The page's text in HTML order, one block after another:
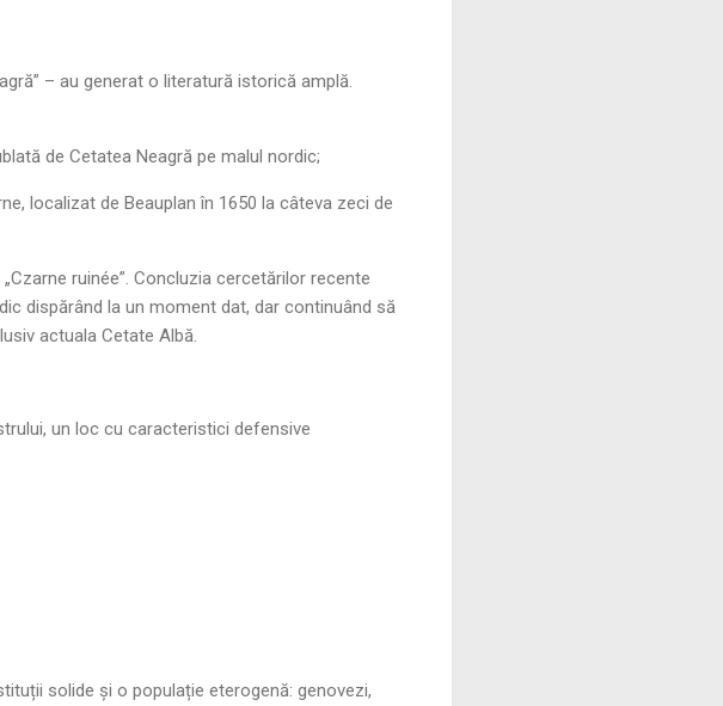
– au generat o literatură istorică amplă.
de Cetatea Neagră pe malul nordic;
localizat de Beauplan în 1650 la câteva zeci de
ruinée”. Concluzia cercetărilor recente
dispărând la un moment dat, dar continuând să
actuala Cetate Albă.
un loc cu caracteristici defensive
solide și o populație eterogenă: genovezi,